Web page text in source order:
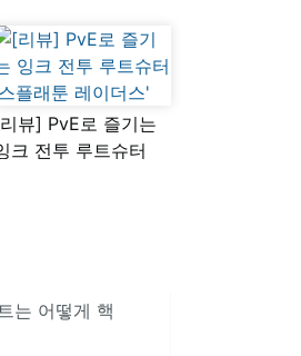
뷰] PvE로 즐기는
크 전투 루트슈터
는 어떻게 핵